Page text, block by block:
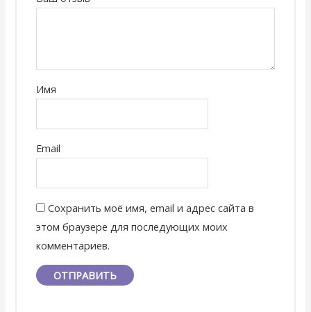
Имя
Email
Сохранить моё имя, email и адрес сайта в
этом браузере для последующих моих
комментариев.